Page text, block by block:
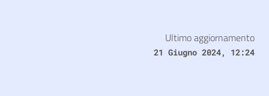
Ultimo aggiornamento
21 Giugno 2024, 12:24